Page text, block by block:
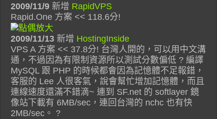
2009/11/9 新增 RapidVPS
Rapid.One 方案 << 118.6分!
2009/11/13 新增 HostingInside
VPS A 方案 << 37.8分! 台灣人開的，可以用中文溝
通，不過因為有限制資源所以測試分數偏低 ? 編譯
MySQL 跟 PHP 的時候都會因為記憶體不足報錯，
客服的 Lee 人很客氣，說會幫忙增加記憶體，而且
連線速度還滿不錯滴~ 連到 SF.net 的 softlayer 鏡
像站下載有 6MB/sec，連回台灣的 nchc 也有快
2MB/sec。 ?